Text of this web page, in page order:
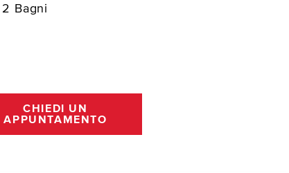
2 Bagni
CHIEDI UN
APPUNTAMENTO